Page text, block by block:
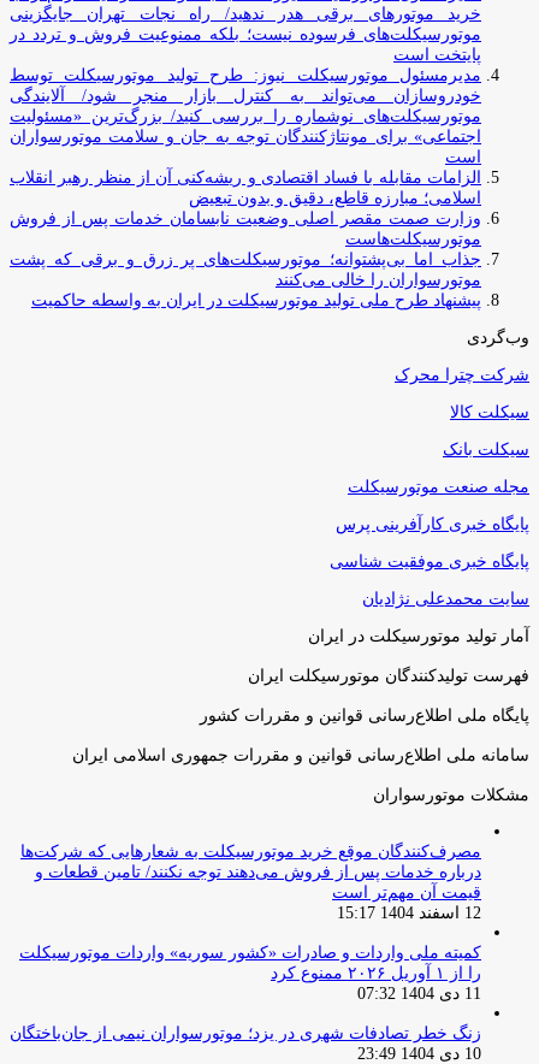
خرید موتورهای برقی هدر ندهید/ راه نجات تهران جایگزینی
موتورسیکلت‌های فرسوده نیست؛ بلکه ممنوعیت فروش و تردد در
پایتخت است
مدیرمسئول موتورسیکلت نیوز: طرح تولید موتورسیکلت توسط
خودروسازان می‌تواند به کنترل بازار منجر شود/ آلایندگی
موتورسیکلت‌های نوشماره را بررسی کنید/ بزرگ‌ترین «مسئولیت
اجتماعی» برای مونتاژکنندگان توجه به جان و سلامت موتورسواران
است
الزامات مقابله با فساد اقتصادی و ریشه‌کنی آن از منظر رهبر انقلاب
اسلامی؛ مبارزه قاطع، دقیق و بدون تبعیض
وزارت صمت مقصر اصلی وضعیت نابسامان خدمات پس از فروش
موتورسیکلت‌هاست
جذاب اما بی‌پشتوانه؛ موتورسیکلت‌های پر زرق‌ و برقی که پشت
موتورسواران را خالی می‌کنند
پیشنهاد طرح ملی تولید موتورسیکلت در ایران به واسطه حاکمیت
وب‌گردی
شرکت چترا محرک
سیکلت کالا
سیکلت بانک
مجله صنعت موتورسیکلت
پایگاه خبری کارآفرینی پرس
پایگاه خبری موفقیت شناسی
سایت محمدعلی نژادیان
آمار تولید موتورسیکلت در ایران
فهرست تولیدکنندگان موتورسیکلت ایران
پایگاه ملی اطلاع‌رسانی قوانین و مقررات کشور
سامانه ملی اطلاع‌رسانی قوانین و مقررات جمهوری اسلامی ایران
مشکلات موتورسواران
مصرف‌کنندگان موقع خرید موتورسیکلت به شعارهایی که شرکت‌ها
درباره خدمات پس از فروش می‌دهند توجه نکنند/ تامین قطعات و
قیمت آن مهم‌تر است
12 اسفند 1404 15:17
کمیته ملی واردات و صادرات «کشور سوریه» واردات موتورسیکلت
را از ۱ آوریل ۲۰۲۶ ممنوع کرد
11 دی 1404 07:32
زنگ خطر تصادفات شهری در یزد؛ موتورسواران نیمی از جان‌باختگان
10 دی 1404 23:49